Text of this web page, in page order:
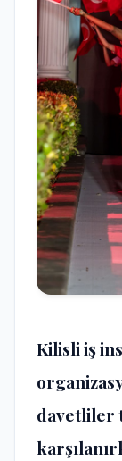
Kilisli iş
davetliler